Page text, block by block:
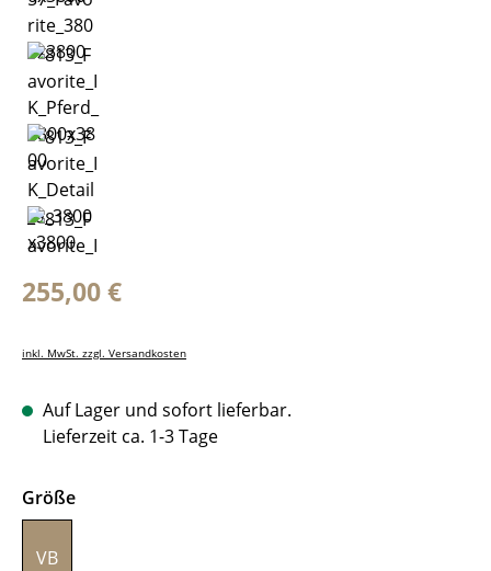
Regulärer Preis:
255,00 €
inkl. MwSt. zzgl. Versandkosten
Auf Lager und sofort lieferbar.
Lieferzeit ca. 1-3 Tage
Größeauswählen
VB